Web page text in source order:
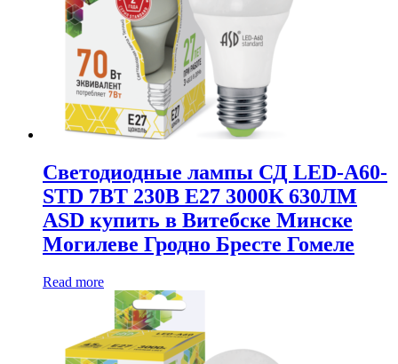
Светодиодные лампы СД LED-A60-
STD 7ВТ 230В Е27 3000К 630ЛМ
ASD купить в Витебске Минске
Могилеве Гродно Бресте Гомеле
Read more